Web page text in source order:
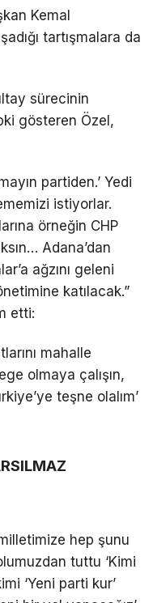
Kemal
tartışmalara da
sürecinin
gösteren Özel,
partiden.’ Yedi
istiyorlar.
örneğin CHP
Adana’dan
ağzını geleni
katılacak.”
etti:
mahalle
olmaya çalışın,
teşne olalım’
hep şunu
tuttu ‘Kimi
‘Yeni parti kur’